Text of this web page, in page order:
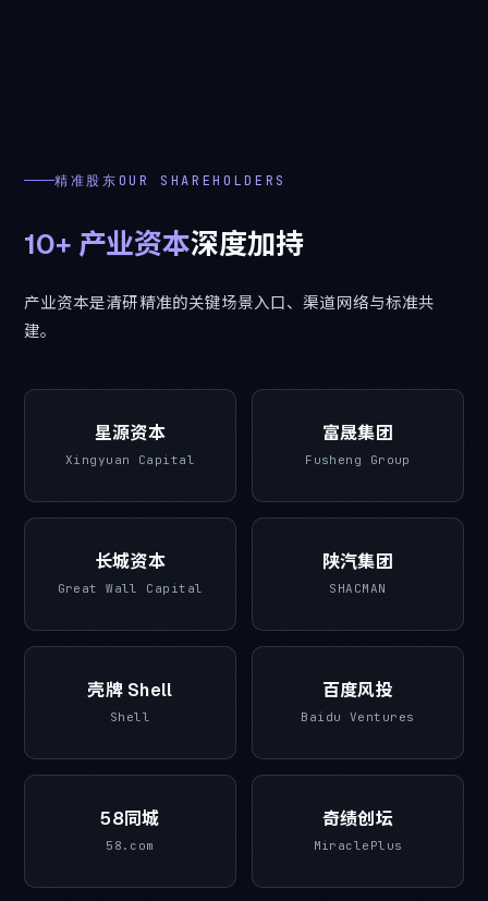
精准股东OUR SHAREHOLDERS
10+ 产业资本深度加持
产业资本是清研精准的关键场景入口、渠道网络与标准共
建。
星源资本
Xingyuan Capital
富晟集团
Fusheng Group
长城资本
Great Wall Capital
陕汽集团
SHACMAN
壳牌 Shell
Shell
百度风投
Baidu Ventures
58同城
58.com
奇绩创坛
MiraclePlus